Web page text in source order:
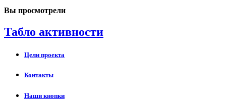
Вы просмотрели
Табло активности
Цели проекта
Контакты
Наши кнопки